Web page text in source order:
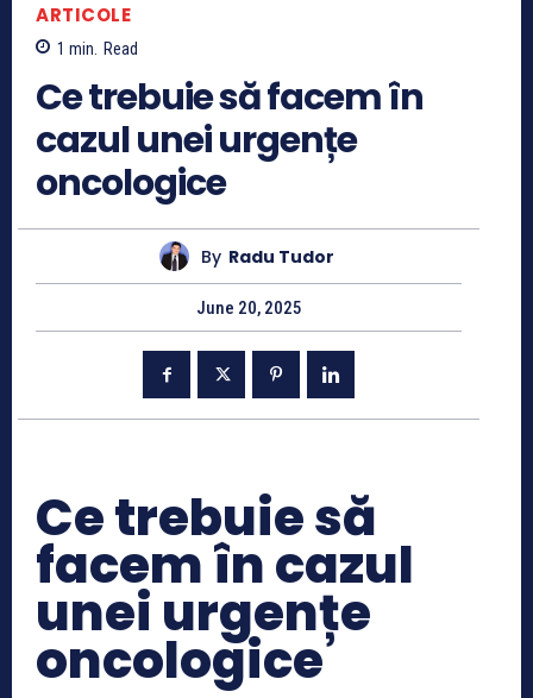
ARTICOLE
1 min. Read
Ce trebuie să facem în
cazul unei urgențe
oncologice
By Radu Tudor
June 20, 2025
Ce trebuie să
facem în cazul
unei urgențe
oncologice